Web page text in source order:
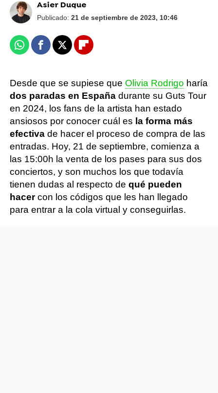
Asier Duque
Publicado: 21 de septiembre de 2023, 10:46
WhatsappFacebook
X Flipboard
Desde que se supiese que Olivia Rodrigo haría
dos paradas en España durante su Guts Tour
en 2024, los fans de la artista han estado
ansiosos por conocer cuál es la forma más
efectiva de hacer el proceso de compra de las
entradas. Hoy, 21 de septiembre, comienza a
las 15:00h la venta de los pases para sus dos
conciertos, y son muchos los que todavía
tienen dudas al respecto de qué pueden
hacercon los códigos que les han llegado
para entrar a la cola virtual y conseguirlas.